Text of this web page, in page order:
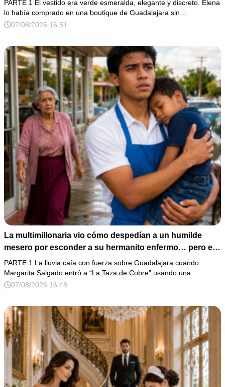
LA EMPRESA
PARTE 1 El vestido era verde esmeralda, elegante y discreto. Elena
lo había comprado en una boutique de Guadalajara sin…
07/08/2026 16:51
La multimillonaria vio cómo despedían a un humilde
mesero por esconder a su hermanito enfermo… pero el
verdadero escándalo estaba a punto de estallar.
PARTE 1 La lluvia caía con fuerza sobre Guadalajara cuando
Margarita Salgado entró a “La Taza de Cobre” usando una…
07/08/2026 16:48